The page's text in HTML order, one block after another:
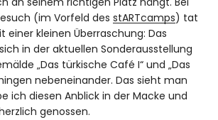
(im Vorfeld desstARTcamps) tat
einer kleinen Überraschung: Das
in der aktuellen Sonderausstellung
„Das türkische Café I“ und „Das
nebeneinander. Das sieht man
ich diesen Anblick in derMacke und
genossen.